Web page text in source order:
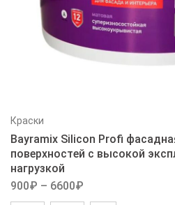
Краски
Bayramix Silicon Profi
поверхностей с высокой
нагрузкой
900₽ – 6600₽